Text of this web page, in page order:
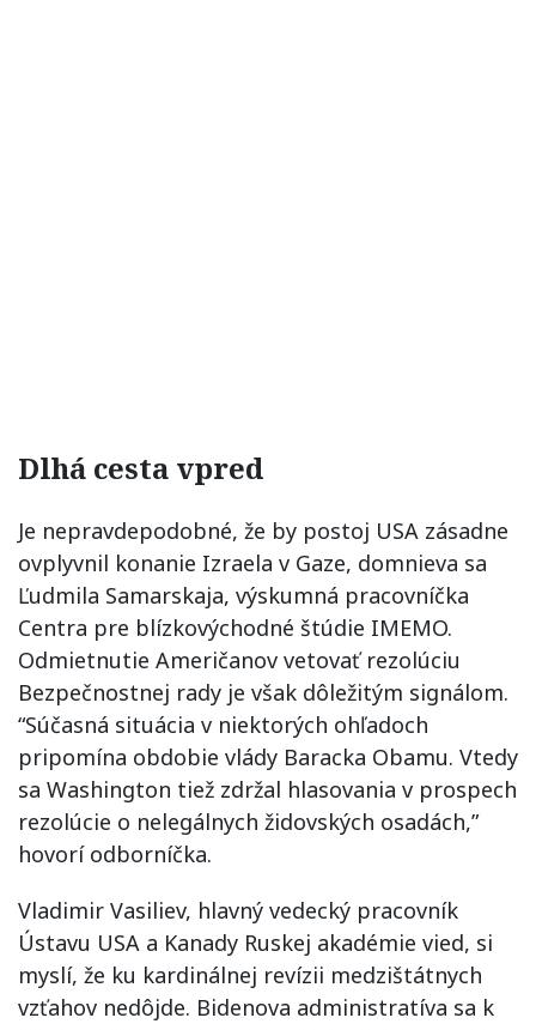
Dlhá cesta vpred
Je nepravdepodobné, že by postoj USA zásadne
ovplyvnil konanie Izraela v Gaze, domnieva sa
Ľudmila Samarskaja, výskumná pracovníčka
Centra pre blízkovýchodné štúdie IMEMO.
Odmietnutie Američanov vetovať rezolúciu
Bezpečnostnej rady je však dôležitým signálom.
“Súčasná situácia v niektorých ohľadoch
pripomína obdobie vlády Baracka Obamu. Vtedy
sa Washington tiež zdržal hlasovania v prospech
rezolúcie o nelegálnych židovských osadách,”
hovorí odborníčka.
Vladimir Vasiliev, hlavný vedecký pracovník
Ústavu USA a Kanady Ruskej akadémie vied, si
myslí, že ku kardinálnej revízii medzištátnych
vzťahov nedôjde. Bidenova administratíva sa k